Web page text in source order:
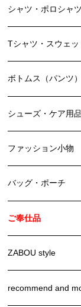
シャツ・ポロシャツ
Tシャツ・スウェ
ボトムス（パンツ）
シューズ・ケア用品
ファッション小物
バッグ・ポーチ
ご奉仕品
ZABOU style
recommend and